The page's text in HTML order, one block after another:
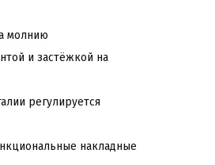
молнию
и застёжкой на
регулируется
накладные